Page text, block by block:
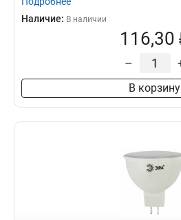
Наличие: В наличии
116,30
–
В корзину